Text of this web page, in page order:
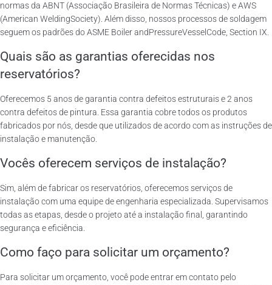
normas da ABNT (Associação Brasileira de Normas Técnicas) e AWS
(American WeldingSociety). Além disso, nossos processos de soldagem
seguem os padrões do ASME Boiler andPressureVesselCode, Section IX.
Quais são as garantias oferecidas nos
reservatórios?
Oferecemos 5 anos de garantia contra defeitos estruturais e 2 anos
contra defeitos de pintura. Essa garantia cobre todos os produtos
fabricados por nós, desde que utilizados de acordo com as instruções de
instalação e manutenção.
Vocês oferecem serviços de instalação?
Sim, além de fabricar os reservatórios, oferecemos serviços de
instalação com uma equipe de engenharia especializada. Supervisamos
todas as etapas, desde o projeto até a instalação final, garantindo
segurança e eficiência.
Como faço para solicitar um orçamento?
Para solicitar um orçamento, você pode entrar em contato pelo